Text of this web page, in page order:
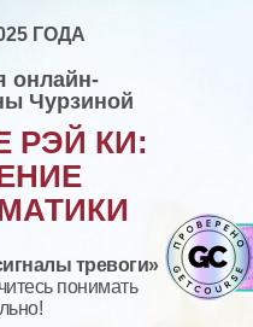
ГОДА
РЭЙ КИ:
онлайн-
Чурзиной
тревоги»
понимать